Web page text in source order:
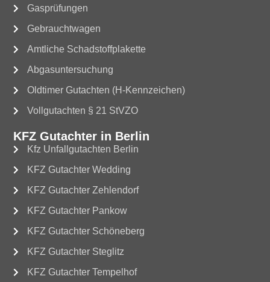
Gasprüfungen
Gebrauchtwagen
Amtliche Schadstoffplakette
Abgasuntersuchung
Oldtimer Gutachten (H-Kennzeichen)
Vollgutachten § 21 StVZO
KFZ Gutachter in Berlin
Kfz Unfallgutachten Berlin
KFZ Gutachter Wedding
KFZ Gutachter Zehlendorf
KFZ Gutachter Pankow
KFZ Gutachter Schöneberg
KFZ Gutachter Steglitz
KFZ Gutachter Tempelhof